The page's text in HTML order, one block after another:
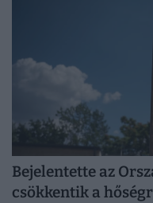
Bejelentette az
csökkentik a